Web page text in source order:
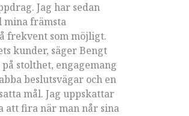
Jag har sedan
mina främsta
frekvent som möjligt.
kunder, säger Bengt
stolthet, engagemang
beslutsvägar och en
mål. Jag uppskattar
att fira när man når sina